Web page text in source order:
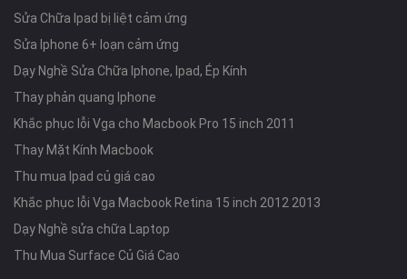
Sửa Chữa Ipad bị liệt cảm ứng
Sửa Iphone 6+ loạn cảm ứng
Dạy Nghề Sửa Chữa Iphone, Ipad, Ép Kính
Thay phản quang Iphone
Khắc phục lỗi Vga cho Macbook Pro 15 inch 2011
Thay Mặt Kính Macbook
Thu mua Ipad củ giá cao
Khắc phục lỗi Vga Macbook Retina 15 inch 2012 2013
Dạy Nghề sửa chữa Laptop
Thu Mua Surface Củ Giá Cao